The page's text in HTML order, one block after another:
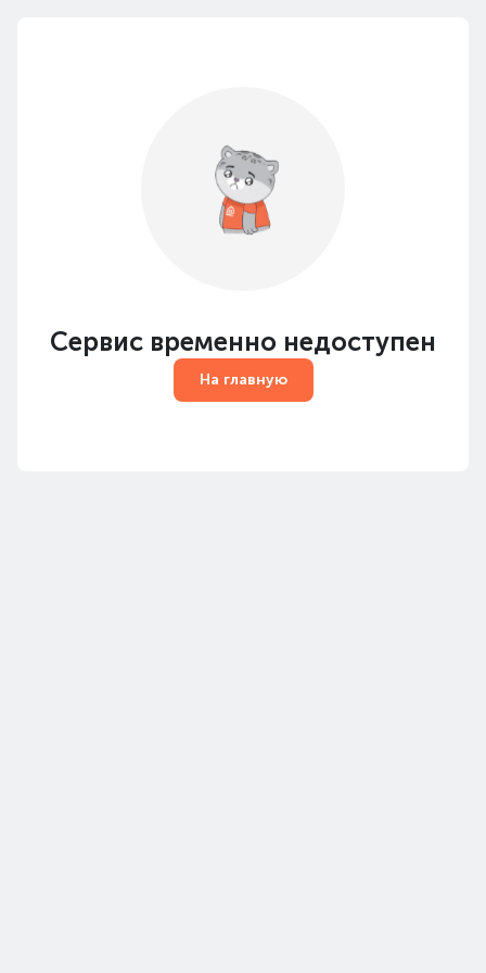
Сервис временно недоступен
На главную